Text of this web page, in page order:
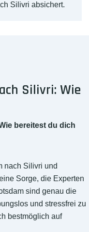
Silivri absichert.
Silivri: Wie
bereitest du dich
nach Silivri und
Sorge, die Experten
sind genau die
und stressfrei zu
bestmöglich auf